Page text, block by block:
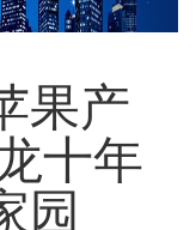
果产
十年
园